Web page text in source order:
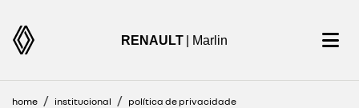
RENAULT | Marlin
home institucional política de privacidade